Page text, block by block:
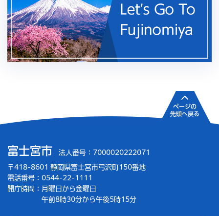
富士宮市 法人番号：7000020222071
〒418-8601 静岡県富士宮市弓沢町150番地
電話番号：0544-22-1111
開庁時間： 月曜日から金曜日
午前8時30分から午後5時15分
ページの
先頭へ戻る